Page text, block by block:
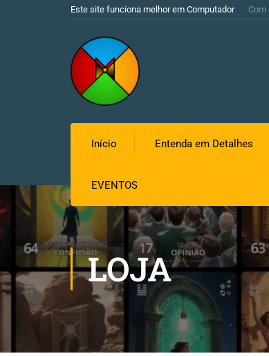
Este site funciona melhor em Computador Com
Início Entenda em Detalhes
EVENTOS
LOJA